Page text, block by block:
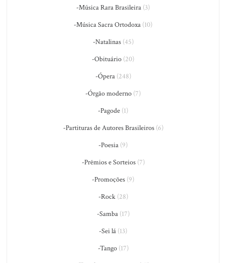
-Música Rara Brasileira (3)
-Música Sacra Ortodoxa (10)
-Natalinas(45)
-Obituário (20)
-Ópera(248)
-Órgão moderno (7)
-Pagode (1)
-Partituras de Autores Brasileiros(6)
-Poesia (9)
-Prêmios e Sorteios(7)
-Promoções (9)
-Rock(28)
-Samba(17)
-Sei lá (13)
-Tango(17)